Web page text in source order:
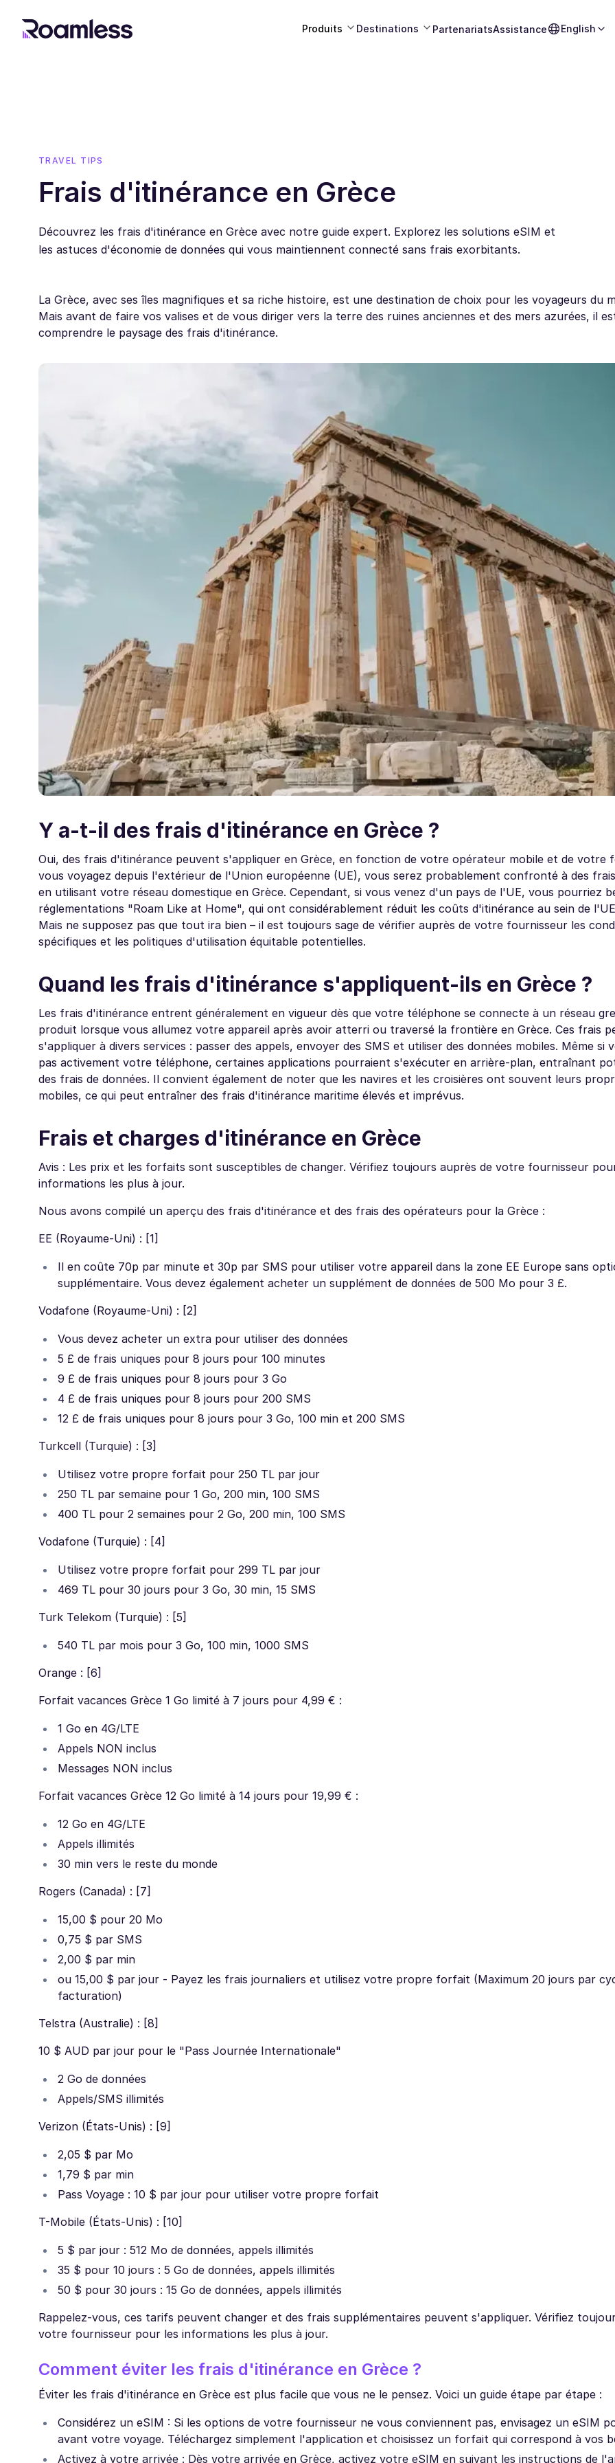
Produits Destinations PartenariatsAssistance English
TRAVEL TIPS
Frais d'itinérance en Grèce
Découvrez les frais d'itinérance en Grèce avec notre guide expert. Explorez les solutions eSIM et
les astuces d'économie de données qui vous maintiennent connecté sans frais exorbitants.
La Grèce, avec ses îles magnifiques et sa riche histoire, est une destination de choix pour les voyageurs du
Mais avant de faire vos valises et de vous diriger vers la terre des ruines anciennes et des mers azurées, il
comprendre le paysage des frais d'itinérance.
Y a-t-il des frais d'itinérance en Grèce ?
Oui, des frais d'itinérance peuvent s'appliquer en Grèce, en fonction de votre opérateur mobile et de votre
vous voyagez depuis l'extérieur de l'Union européenne (UE), vous serez probablement confronté à des
en utilisant votre réseau domestique en Grèce. Cependant, si vous venez d'un pays de l'UE, vous pourriez
réglementations "Roam Like at Home", qui ont considérablement réduit les coûts d'itinérance au sein de l'UE
Mais ne supposez pas que tout ira bien – il est toujours sage de vérifier auprès de votre fournisseur les
spécifiques et les politiques d'utilisation équitable potentielles.
Quand les frais d'itinérance s'appliquent-ils en Grèce ?
Les frais d'itinérance entrent généralement en vigueur dès que votre téléphone se connecte à un réseau
produit lorsque vous allumez votre appareil après avoir atterri ou traversé la frontière en Grèce. Ces frais
s'appliquer à divers services : passer des appels, envoyer des SMS et utiliser des données mobiles. Même si
pas activement votre téléphone, certaines applications pourraient s'exécuter en arrière-plan, entraînant
des frais de données. Il convient également de noter que les navires et les croisières ont souvent leurs
mobiles, ce qui peut entraîner des frais d'itinérance maritime élevés et imprévus.
Frais et charges d'itinérance en Grèce
Avis : Les prix et les forfaits sont susceptibles de changer. Vérifiez toujours auprès de votre fournisseur
informations les plus à jour.
Nous avons compilé un aperçu des frais d'itinérance et des frais des opérateurs pour la Grèce :
EE (Royaume-Uni) : [1]
Il en coûte 70p par minute et 30p par SMS pour utiliser votre appareil dans la zone EE Europe sans
supplémentaire. Vous devez également acheter un supplément de données de 500 Mo pour 3 £.
Vodafone (Royaume-Uni) : [2]
Vous devez acheter un extra pour utiliser des données
5 £ de frais uniques pour 8 jours pour 100 minutes
9 £ de frais uniques pour 8 jours pour 3 Go
4 £ de frais uniques pour 8 jours pour 200 SMS
12 £ de frais uniques pour 8 jours pour 3 Go, 100 min et 200 SMS
Turkcell (Turquie) : [3]
Utilisez votre propre forfait pour 250 TL par jour
250 TL par semaine pour 1 Go, 200 min, 100 SMS
400 TL pour 2 semaines pour 2 Go, 200 min, 100 SMS
Vodafone (Turquie) : [4]
Utilisez votre propre forfait pour 299 TL par jour
469 TL pour 30 jours pour 3 Go, 30 min, 15 SMS
Turk Telekom (Turquie) : [5]
540 TL par mois pour 3 Go, 100 min, 1000 SMS
Orange : [6]
Forfait vacances Grèce 1 Go limité à 7 jours pour 4,99 € :
1 Go en 4G/LTE
Appels NON inclus
Messages NON inclus
Forfait vacances Grèce 12 Go limité à 14 jours pour 19,99 € :
12 Go en 4G/LTE
Appels illimités
30 min vers le reste du monde
Rogers (Canada) : [7]
15,00 $ pour 20 Mo
0,75 $ par SMS
2,00 $ par min
ou 15,00 $ par jour - Payez les frais journaliers et utilisez votre propre forfait (Maximum 20 jours par
facturation)
Telstra (Australie) : [8]
10 $ AUD par jour pour le "Pass Journée Internationale"
2 Go de données
Appels/SMS illimités
Verizon (États-Unis) : [9]
2,05 $ par Mo
1,79 $ par min
Pass Voyage : 10 $ par jour pour utiliser votre propre forfait
T-Mobile (États-Unis) : [10]
5 $ par jour : 512 Mo de données, appels illimités
35 $ pour 10 jours : 5 Go de données, appels illimités
50 $ pour 30 jours : 15 Go de données, appels illimités
Rappelez-vous, ces tarifs peuvent changer et des frais supplémentaires peuvent s'appliquer. Vérifiez
votre fournisseur pour les informations les plus à jour.
Comment éviter les frais d'itinérance en Grèce ?
Éviter les frais d'itinérance en Grèce est plus facile que vous ne le pensez. Voici un guide étape par étape :
Considérez un eSIM : Si les options de votre fournisseur ne vous conviennent pas, envisagez un eSIM
avant votre voyage. Téléchargez simplement l'application et choisissez un forfait qui correspond à vos
Activez à votre arrivée : Dès votre arrivée en Grèce, activez votre eSIM en suivant les instructions de